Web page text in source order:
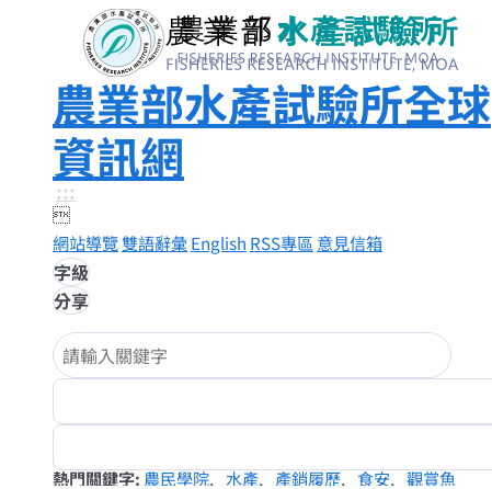
農業部水產試驗所全球
資訊網
:::

網站導覽雙語辭彙English RSS專區 意見信箱
字級
分享
熱門關鍵字 農民學院 水產 產銷履歷 食安 觀賞魚